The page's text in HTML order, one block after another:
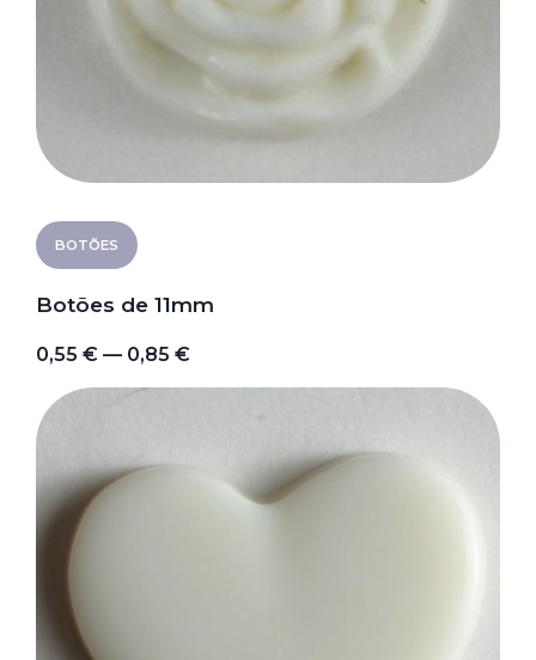
BOTÕES
Botões de 11mm
0,55 € — 0,85 €